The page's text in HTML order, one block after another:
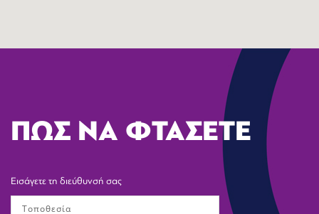
ΠΩΣ ΝΑ ΦΤΑΣΕΤΕ
Εισάγετε τη διεύθυνσή σας